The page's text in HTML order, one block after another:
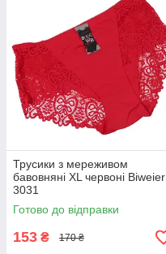
Трусики з мереживом
бавовняні XL червоні Biweier
3031
Готово до відправки
153 ₴ 170 ₴